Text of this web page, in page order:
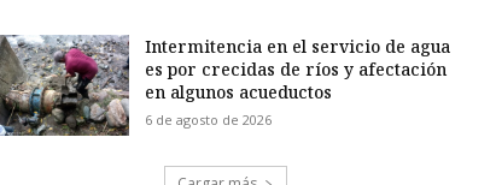
Intermitencia en el servicio de agua
es por crecidas de ríos y afectación
en algunos acueductos
6 de agosto de 2026